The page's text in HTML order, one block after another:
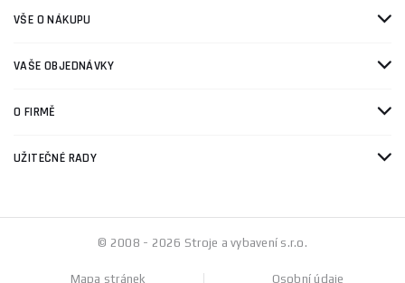
VŠE O NÁKUPU
VAŠE OBJEDNÁVKY
O FIRMĚ
UŽITEČNÉ RADY
© 2008 - 2026 Stroje a vybavení s.r.o.
Mapa stránek Osobní údaje